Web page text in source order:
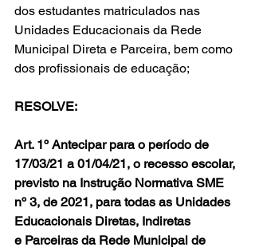
dos estudantes matriculados nas
Unidades Educacionais da Rede
Municipal Direta e Parceira, bem como
dos profissionais de educação;
RESOLVE:
Art. 1º Antecipar para o período de
17/03/21 a 01/04/21, o recesso escolar,
previsto na Instrução Normativa SME
nº 3, de 2021, para todas as Unidades
Educacionais Diretas, Indiretas
e Parceiras da Rede Municipal de